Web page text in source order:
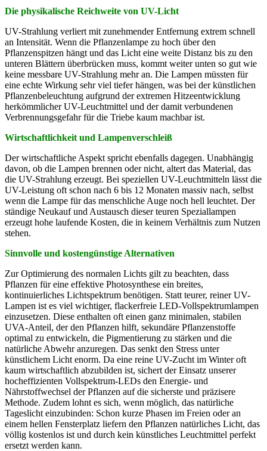
Die physikalische Reichweite von UV-Licht
UV-Strahlung verliert mit zunehmender Entfernung extrem schnell
an Intensität. Wenn die Pflanzenlampe zu hoch über den
Pflanzenspitzen hängt und das Licht eine weite Distanz bis zu den
unteren Blättern überbrücken muss, kommt weiter unten so gut wie
keine messbare UV-Strahlung mehr an. Die Lampen müssten für
eine echte Wirkung sehr viel tiefer hängen, was bei der künstlichen
Pflanzenbeleuchtung aufgrund der extremen Hitzeentwicklung
herkömmlicher UV-Leuchtmittel und der damit verbundenen
Verbrennungsgefahr für die Triebe kaum machbar ist.
Wirtschaftlichkeit und Lampenverschleiß
Der wirtschaftliche Aspekt spricht ebenfalls dagegen. Unabhängig
davon, ob die Lampen brennen oder nicht, altert das Material, das
die UV-Strahlung erzeugt. Bei speziellen UV-Leuchtmitteln lässt die
UV-Leistung oft schon nach 6 bis 12 Monaten massiv nach, selbst
wenn die Lampe für das menschliche Auge noch hell leuchtet. Der
ständige Neukauf und Austausch dieser teuren Speziallampen
erzeugt hohe laufende Kosten, die in keinem Verhältnis zum Nutzen
stehen.
Sinnvolle und kostengünstige Alternativen
Zur Optimierung des normalen Lichts gilt zu beachten, dass
Pflanzen für eine effektive Photosynthese ein breites,
kontinuierliches Lichtspektrum benötigen. Statt teurer, reiner UV-
Lampen ist es viel wichtiger, flackerfreie LED-Vollspektrumlampen
einzusetzen. Diese enthalten oft einen ganz minimalen, stabilen
UVA-Anteil, der den Pflanzen hilft, sekundäre Pflanzenstoffe
optimal zu entwickeln, die Pigmentierung zu stärken und die
natürliche Abwehr anzuregen. Das senkt den Stress unter
künstlichem Licht enorm. Da eine reine UV-Zucht im Winter oft
kaum wirtschaftlich abzubilden ist, sichert der Einsatz unserer
hocheffizienten Vollspektrum-LEDs den Energie- und
Nährstoffwechsel der Pflanzen auf die sicherste und präzisere
Methode. Zudem lohnt es sich, wenn möglich, das natürliche
Tageslicht einzubinden: Schon kurze Phasen im Freien oder an
einem hellen Fensterplatz liefern den Pflanzen natürliches Licht, das
völlig kostenlos ist und durch kein künstliches Leuchtmittel perfekt
ersetzt werden kann.